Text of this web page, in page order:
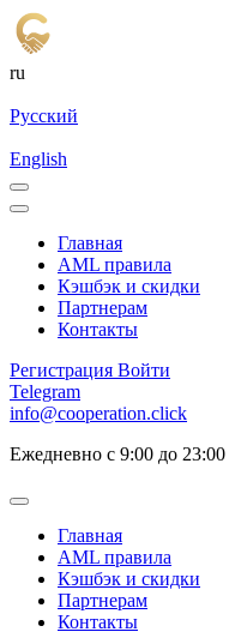
ru
Русский
English
Главная
AML правила
Кэшбэк и cкидки
Партнерам
Контакты
Регистрация Войти
Telegram
info@cooperation.click
Ежедневно с 9:00 до 23:00
Главная
AML правила
Кэшбэк и cкидки
Партнерам
Контакты